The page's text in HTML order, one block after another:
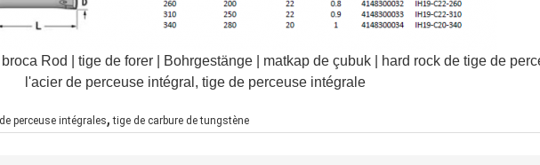
Rod | tige de forer | Bohrgestänge | matkap de çubuk | hard rock de tige de
l'acier de perceuse intégral, tige de perceuse intégrale
perceuse intégrales, tige de carbure de tungstène